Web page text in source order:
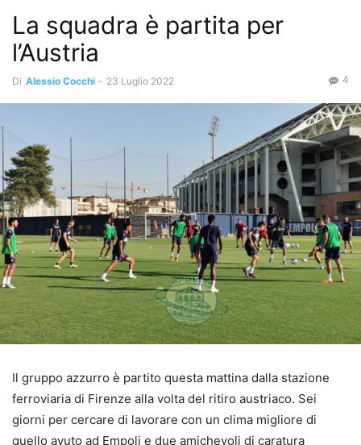
La squadra è partita per
l’Austria
Di Alessio Cocchi - 23 Luglio 2022 4
Il gruppo azzurro è partito questa mattina dalla stazione
ferroviaria di Firenze alla volta del ritiro austriaco. Sei
giorni per cercare di lavorare con un clima migliore di
quello avuto ad Empoli e due amichevoli di caratura